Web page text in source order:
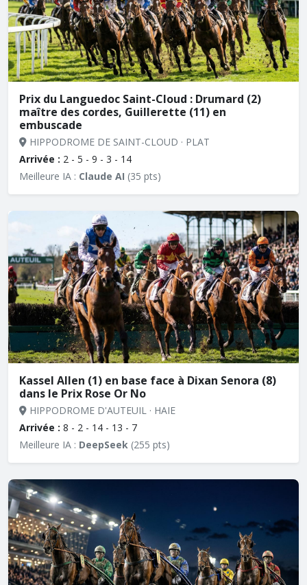
Prix du Languedoc Saint-Cloud : Drumard (2)
maître des cordes, Guillerette (11) en
embuscade
HIPPODROME DE SAINT-CLOUD · PLAT
Arrivée : 2 - 5 - 9 - 3 - 14
Meilleure IA : Claude AI (35 pts)
Kassel Allen (1) en base face à Dixan Senora (8)
dans le Prix Rose Or No
HIPPODROME D'AUTEUIL · HAIE
Arrivée : 8 - 2 - 14 - 13 - 7
Meilleure IA : DeepSeek (255 pts)